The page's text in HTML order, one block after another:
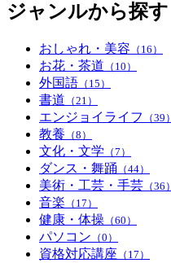
ジャンルから探す
おしゃれ・美容 （16）
お花・茶道 （10）
外国語 （15）
書道 （21）
エンジョイライフ （39）
教養 （8）
文化・文学 （7）
ダンス・舞踊 （44）
美術・工芸・手芸 （36）
音楽 （17）
健康・体操 （60）
パソコン （0）
資格対応講座 （17）